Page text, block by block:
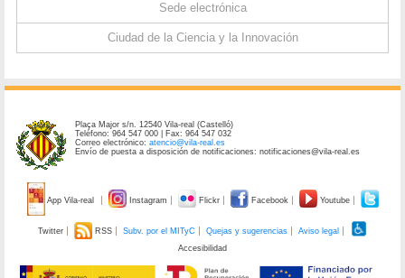
Sede electrónica
Ciudad de la Ciencia y la Innovación
Plaça Major s/n. 12540 Vila-real (Castelló)
Teléfono: 964 547 000 | Fax: 964 547 032
Correo electrónico:atencio@vila-real.es
Envío de puesta a disposición de notificaciones: notificaciones@vila-real.es
App Vila-real Instagram Flickr Facebook Youtube
Twitter RSS Subv. por el MITyC Quejas y sugerencias
Aviso legal
Accesibilidad